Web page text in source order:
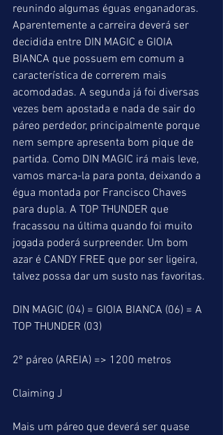
reunindo algumas éguas enganadoras.
Aparentemente a carreira deverá ser
decidida entre DIN MAGIC e GIOIA
BIANCA que possuem em comum a
característica de correrem mais
acomodadas. A segunda já foi diversas
vezes bem apostada e nada de sair do
páreo perdedor, principalmente porque
nem sempre apresenta bom pique de
partida. Como DIN MAGIC irá mais leve,
vamos marca-la para ponta, deixando a
égua montada por Francisco Chaves
para dupla. A TOP THUNDER que
fracassou na última quando foi muito
jogada poderá surpreender. Um bom
azar é CANDY FREE que por ser ligeira,
talvez possa dar um susto nas favoritas.
DIN MAGIC (04) = GIOIA BIANCA (06) = A
TOP THUNDER (03)
2º páreo (AREIA) => 1200 metros
Claiming J
Mais um páreo que deverá ser quase